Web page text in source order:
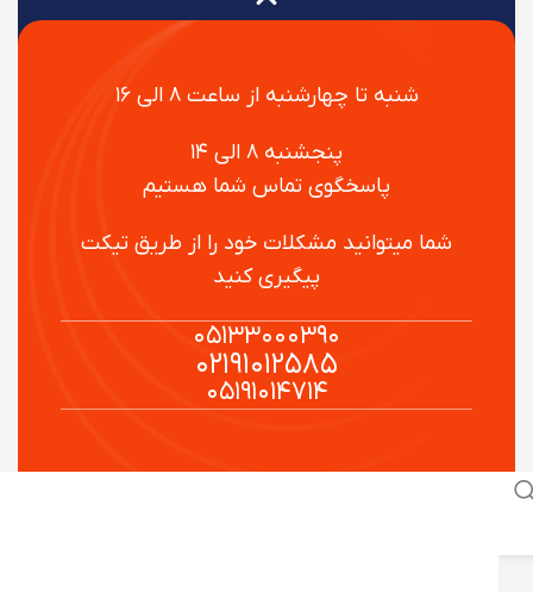
شنبه تا چهارشنبه از ساعت ۸ الی ۱۶
پنجشنبه ۸ الی ۱۴
پاسخگوی تماس شما هستیم
شما میتوانید مشکلات خود را از طریق تیکت
پیگیری کنید
۰۵۱۳۳۰۰۰۳۹۰
۰۲۱۹۱۰۱۲۵۸۵
۰۵۱۹۱۰۱۴۷۱۴